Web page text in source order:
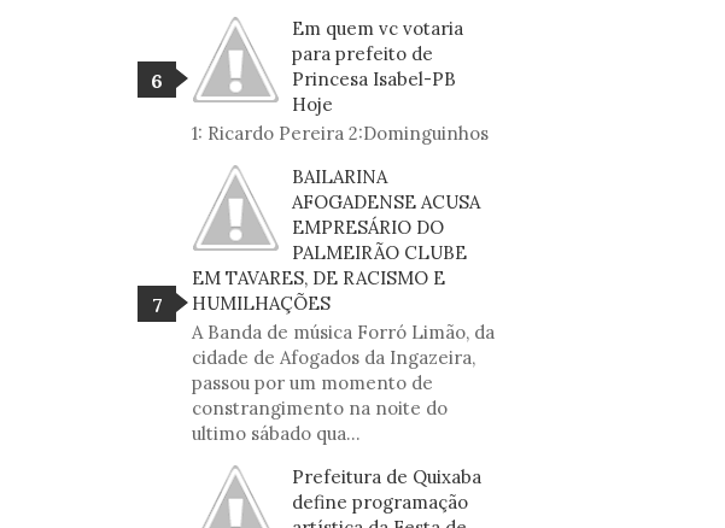
Em quem vc votaria
para prefeito de
Princesa Isabel-PB
Hoje
1: Ricardo Pereira 2:Dominguinhos
BAILARINA
AFOGADENSE ACUSA
EMPRESÁRIO DO
PALMEIRÃO CLUBE
EM TAVARES, DE RACISMO E
HUMILHAÇÕES
A Banda de música Forró Limão, da
cidade de Afogados da Ingazeira,
passou por um momento de
constrangimento na noite do
ultimo sábado qua...
Prefeitura de Quixaba
define programação